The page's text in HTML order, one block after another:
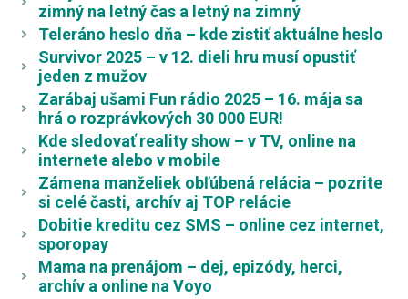
zimný na letný čas a letný na zimný
Teleráno heslo dňa – kde zistiť aktuálne heslo
Survivor 2025 – v 12. dieli hru musí opustiť
jeden z mužov
Zarábaj ušami Fun rádio 2025 – 16. mája sa
hrá o rozprávkových 30 000 EUR!
Kde sledovať reality show – v TV, online na
internete alebo v mobile
Zámena manželiek obľúbená relácia – pozrite
si celé časti, archív aj TOP relácie
Dobitie kreditu cez SMS – online cez internet,
sporopay
Mama na prenájom – dej, epizódy, herci,
archív a online na Voyo